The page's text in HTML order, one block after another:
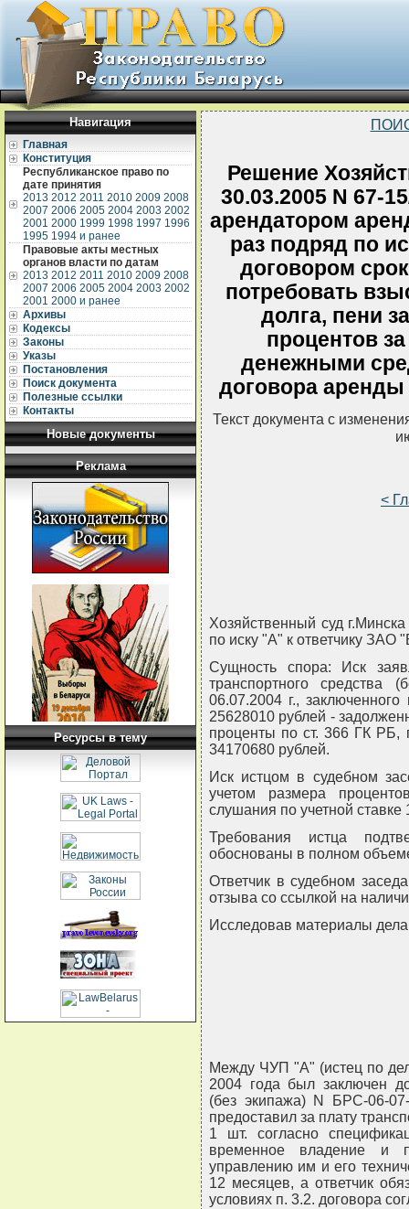
Навигация
Главная
Конституция
Республиканское право по
дате принятия
2013 2012 2011 2010 2009 2008
2007 2006 2005 2004 2003 2002
2001 2000 1999 1998 1997 1996
1995 1994 и ранее
Правовые акты местных
органов власти по датам
2013 2012 2011 2010 2009 2008
2007 2006 2005 2004 2003 2002
2001 2000 и ранее
Архивы
Кодексы
Законы
Указы
Постановления
Поиск документа
Полезные ссылки
Контакты
Новые документы
Реклама
Ресурсы в тему
Решение
30.03.2005 N 67-
арендатором
раз подряд по
договором
потребовать
долга, пени
процентов
денежными
договора аренды
Текст документа с
<
Хозяйственный суд
по иску "А" к ответчику ЗАО
Сущность спора: Иск
транспортного
06.07.2004 г.,
25628010 рублей -
проценты по ст. 366 ГК РБ,
34170680 рублей.
Иск истцом в судебном
учетом размера
слушания по учетной ставке
Требования истца
обоснованы в полном
Ответчик в судебном
отзыва со ссылкой на
Исследовав материалы
Между ЧУП "А" (истец по
2004 года был заключен
(без экипажа) N БРС-06-
предоставил за плату
1 шт. согласно
временное владение и
управлению им и его
12 месяцев, а ответчик
условиях п. 3.2. договора